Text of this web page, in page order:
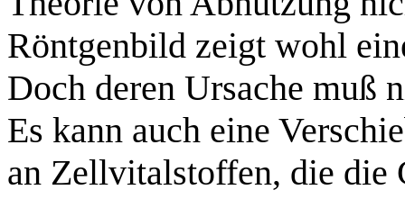
Röntgenbild zeigt wohl
Doch deren Ursache muß
Es kann auch eine
an Zellvitalstoffen, die die